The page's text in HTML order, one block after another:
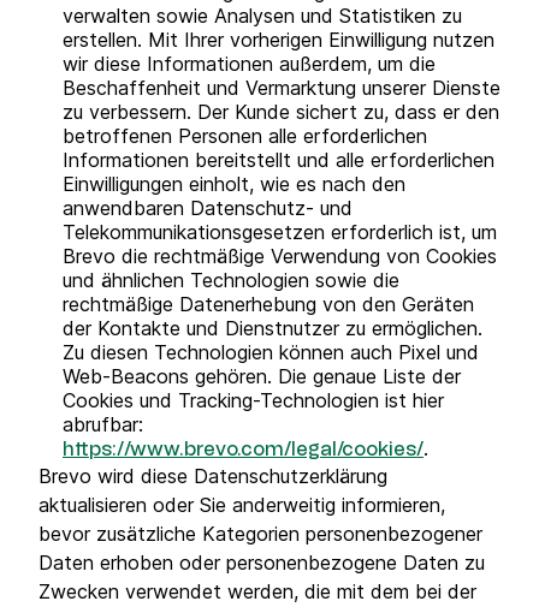
verwalten sowie Analysen und Statistiken zu
erstellen. Mit Ihrer vorherigen Einwilligung nutzen
wir diese Informationen außerdem, um die
Beschaffenheit und Vermarktung unserer Dienste
zu verbessern. Der Kunde sichert zu, dass er den
betroffenen Personen alle erforderlichen
Informationen bereitstellt und alle erforderlichen
Einwilligungen einholt, wie es nach den
anwendbaren Datenschutz- und
Telekommunikationsgesetzen erforderlich ist, um
Brevo die rechtmäßige Verwendung von Cookies
und ähnlichen Technologien sowie die
rechtmäßige Datenerhebung von den Geräten
der Kontakte und Dienstnutzer zu ermöglichen.
Zu diesen Technologien können auch Pixel und
Web-Beacons gehören. Die genaue Liste der
Cookies und Tracking-Technologien ist hier
abrufbar:
https://www.brevo.com/legal/cookies/.
Brevo wird diese Datenschutzerklärung
aktualisieren oder Sie anderweitig informieren,
bevor zusätzliche Kategorien personenbezogener
Daten erhoben oder personenbezogene Daten zu
Zwecken verwendet werden, die mit dem bei der